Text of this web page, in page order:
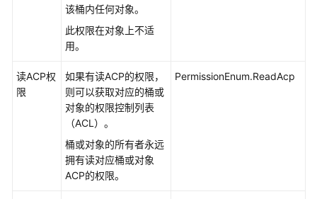
佳
实
该桶内任何对象。
此权限在对象上不适
用。
读ACP权
限
如果有读ACP的权限，
则可以获取对应的桶或
对象的权限控制列表
（ACL）。
桶或对象的所有者永远
拥有读对应桶或对象
ACP的权限。
PermissionEnum.ReadAcp